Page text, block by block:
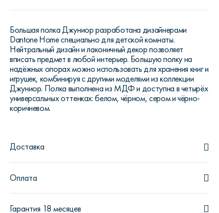
Большая полка Джуниор разработана дизайнерами
Dantone Home специально для детской комнаты.
Нейтральный дизайн и лаконичный декор позволяет
вписать предмет в любой интерьер. Большую полку на
надёжных опорах можно использовать для хранения книг и
игрушек, комбинируя с другими моделями из коллекции
Джуниор. Полка выполнена из МДФ и доступна в четырёх
универсальных оттенках: белом, чёрном, сером и чёрно-
коричневом.
Доставка
Оплата
Гарантия 18 месяцев